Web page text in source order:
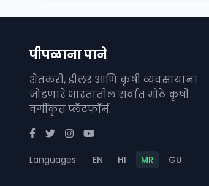
पीपळाना पाने
शेतकरी, डीलर आणि कृषी व्यवसायांना
जोडणारे भारतातील सर्वात मोठे कृषी
वर्गीकृत प्लॅटफॉर्म.
Languages: EN HI MR GU